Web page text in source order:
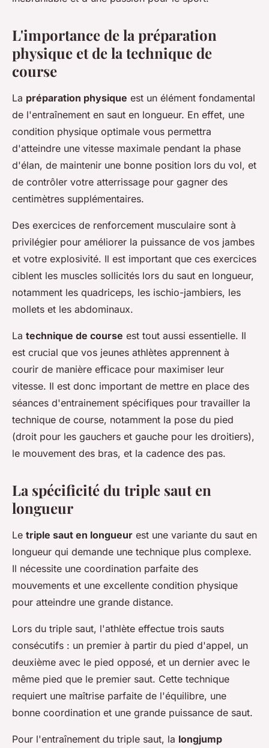
L'importance de la préparation
physique et de la technique de
course
La préparation physique est un élément fondamental
de l'entraînement en saut en longueur. En effet, une
condition physique optimale vous permettra
d'atteindre une vitesse maximale pendant la phase
d'élan, de maintenir une bonne position lors du vol, et
de contrôler votre atterrissage pour gagner des
centimètres supplémentaires.
Des exercices de renforcement musculaire sont à
privilégier pour améliorer la puissance de vos jambes
et votre explosivité. Il est important que ces exercices
ciblent les muscles sollicités lors du saut en longueur,
notamment les quadriceps, les ischio-jambiers, les
mollets et les abdominaux.
La technique de course est tout aussi essentielle. Il
est crucial que vos jeunes athlètes apprennent à
courir de manière efficace pour maximiser leur
vitesse. Il est donc important de mettre en place des
séances d'entrainement spécifiques pour travailler la
technique de course, notamment la pose du pied
(droit pour les gauchers et gauche pour les droitiers),
le mouvement des bras, et la cadence des pas.
La spécificité du triple saut en
longueur
Le triple saut en longueur est une variante du saut en
longueur qui demande une technique plus complexe.
Il nécessite une coordination parfaite des
mouvements et une excellente condition physique
pour atteindre une grande distance.
Lors du triple saut, l'athlète effectue trois sauts
consécutifs : un premier à partir du pied d'appel, un
deuxième avec le pied opposé, et un dernier avec le
même pied que le premier saut. Cette technique
requiert une maîtrise parfaite de l'équilibre, une
bonne coordination et une grande puissance de saut.
Pour l'entraînement du triple saut, la longjump